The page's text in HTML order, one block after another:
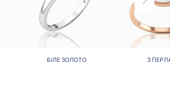
БІЛЕ ЗОЛОТО З